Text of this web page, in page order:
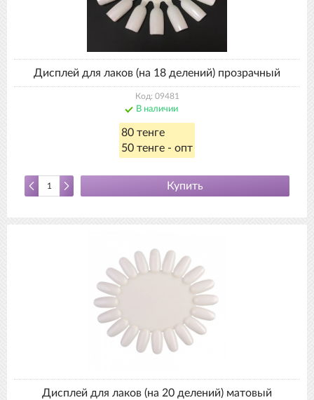
Дисплей для лаков (на 18 делений) прозрачный
Код: 09481
В наличии
80 тенге
50 тенге - опт
Купить
Дисплей для лаков (на 20 делений) матовый